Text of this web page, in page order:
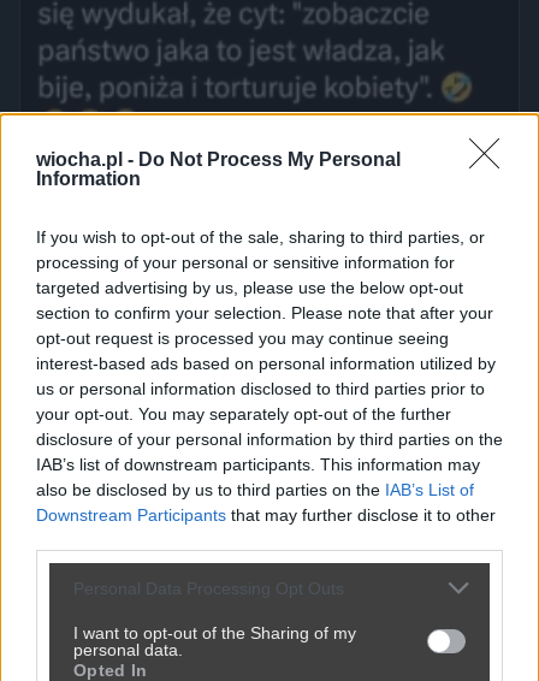
wiocha.pl - Do Not Process My Personal
Information
If you wish to opt-out of the sale, sharing to third parties, or
processing of your personal or sensitive information for
targeted advertising by us, please use the below opt-out
section to confirm your selection. Please note that after your
opt-out request is processed you may continue seeing
interest-based ads based on personal information utilized by
us or personal information disclosed to third parties prior to
your opt-out. You may separately opt-out of the further
disclosure of your personal information by third parties on the
IAB’s list of downstream participants. This information may
also be disclosed by us to third parties on the IAB’s List of
Downstream Participants that may further disclose it to other
Personal Data Processing Opt Outs
I want to opt-out of the Sharing of my
personal data.
Opted In